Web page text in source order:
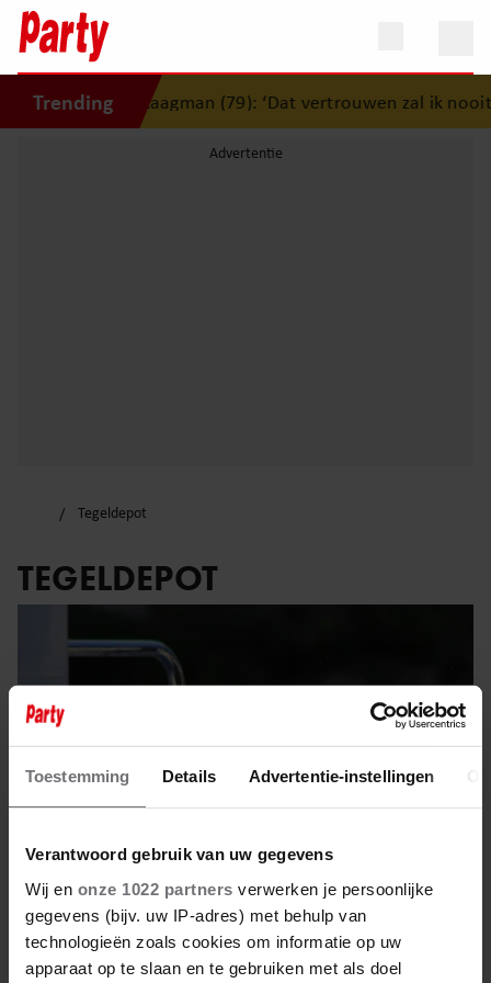
Toestemming Details Advertentie-instellingen
Verantwoord gebruik van uw gegevens
Wij en onze 1022 partners verwerken je persoonlijke
gegevens (bijv. uw IP-adres) met behulp van
technologieën zoals cookies om informatie op uw
apparaat op te slaan en te gebruiken met als doel
Trending
Jerney Kaagman (79): ‘Dat vertrouwen zal ik nooit
Tegeldepot
TEGELDEPOT
1 december 2022